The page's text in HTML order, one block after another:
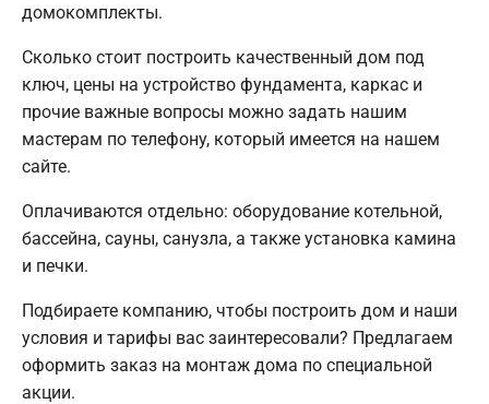
домокомплекты.
Сколько стоит построить качественный дом под
ключ, цены на устройство фундамента, каркас и
прочие важные вопросы можно задать нашим
мастерам по телефону, который имеется на нашем
сайте.
Оплачиваются отдельно: оборудование котельной,
бассейна, сауны, санузла, а также установка камина
и печки.
Подбираете компанию, чтобы построить дом и наши
условия и тарифы вас заинтересовали? Предлагаем
оформить заказ на монтаж дома по специальной
акции.